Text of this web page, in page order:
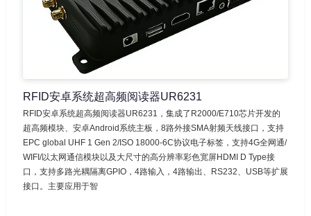
RFID安卓系统超高频阅读器UR6231
RFID安卓系统超高频阅读器UR6231，集成了R2000/E710芯片开发的
超高频模块、安卓Android系统主板，8路外接SMA射频天线接口，支持
EPC global UHF 1 Gen 2/ISO 18000-6C协议电子标签，支持4G全网通/
WIFI/以太网通信模块以及大尺寸的高分辨率彩色宽屏HDMI D Type接
口，支持多路光耦隔离GPIO，4路输入，4路输出、RS232、USB等扩展
接口。主要应用于智